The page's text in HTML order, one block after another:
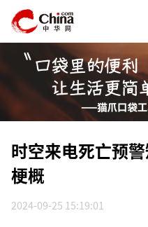
时空来电死亡预
梗概
2024-09-25 15:19:01